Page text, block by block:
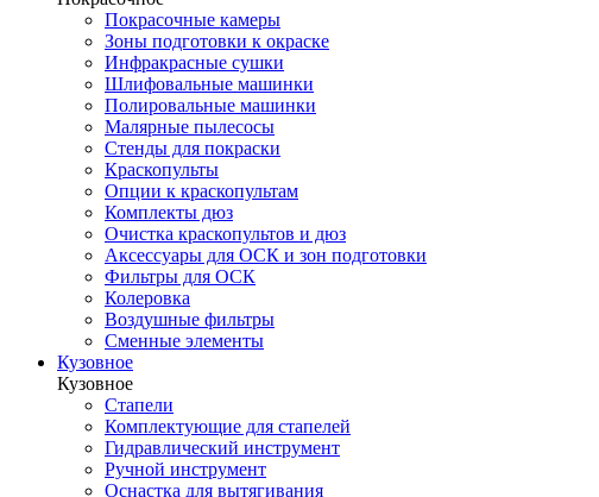
Покрасочные камеры
Зоны подготовки к окраске
Инфракрасные сушки
Шлифовальные машинки
Полировальные машинки
Малярные пылесосы
Стенды для покраски
Краскопульты
Опции к краскопультам
Комплекты дюз
Очистка краскопультов и дюз
Аксессуары для ОСК и зон подготовки
Фильтры для ОСК
Колеровка
Воздушные фильтры
Сменные элементы
Кузовное
Кузовное
Стапели
Комплектующие для стапелей
Гидравлический инструмент
Ручной инструмент
Оснастка для вытягивания